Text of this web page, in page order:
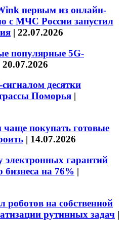
первым из онлайн-
с МЧС России запустил
| 22.07.2026
популярные 5G-
20.07.2026
десятки
Поморья |
покупать готовые
| 14.07.2026
гарантий
бизнеса на 76% |
на собственной
рутинных задач |